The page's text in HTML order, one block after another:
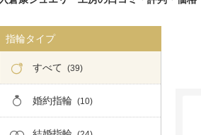
指輪タイプ
すべて (39)
婚約指輪 (10)